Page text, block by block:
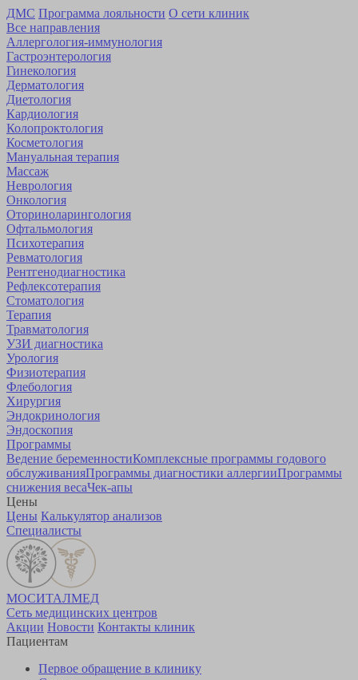
ДМС Программа лояльности О сети клиник
Все направления
Аллергология-иммунология
Гастроэнтерология
Гинекология
Дерматология
Диетология
Кардиология
Коло­проктология
Косметология
Мануальная терапия
Массаж
Неврология
Онкология
Оторино­ларингология
Офтальмология
Психотерапия
Ревматология
Рентгенодиагностика
Рефлексотерапия
Стоматология
Терапия
Травматология
УЗИ диагностика
Урология
Физиотерапия
Флебология
Хирургия
Эндокринология
Эндоскопия
Программы
Ведение беременностиКомплексные программы годового
обслуживанияПрограммы диагностики аллергииПрограммы
снижения весаЧек-апы
Цены
Цены Калькулятор анализов
Специалисты
МОСИТАЛМЕД
Сеть медицинских центров
Акции Новости Контакты клиник
Пациентам
Первое обращение в клинику